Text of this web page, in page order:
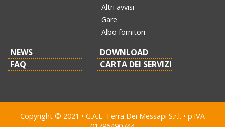
Altri avvisi
Gare
Albo fornitori
NEWS
DOWNLOAD
FAQ
CARTA DEI SERVIZI
Copyright © 2021 • G.A.L. Terra Dei Messapi S.r.l. • p.IVA
01796490744